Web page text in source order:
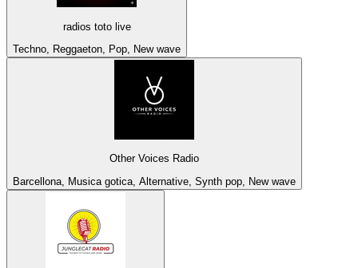
radios toto live
Techno, Reggaeton, Pop, New wave
Other Voices Radio
Barcellona, Musica gotica, Alternative, Synth pop, New wave